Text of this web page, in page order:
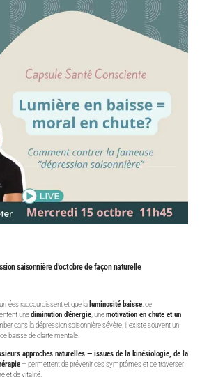
saisonnière d’octobre de façon naturelle
raccourcissent et que la luminosité baisse, de
unediminution d’énergie, unemotivation en chute et un
dans la dépression saisonnière sévère, il existe souvent un
baisse de clarté mentale.
approches naturelles — issues de la kinésiologie, de la
— permettent de prévenir ces symptômes et de traverser
et de vitalité.